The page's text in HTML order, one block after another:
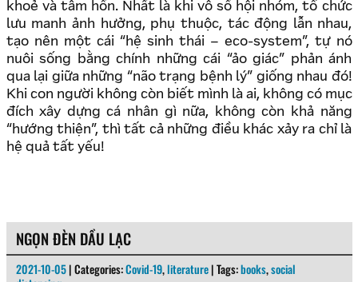
khoẻ và tâm hồn. Nhất là khi vô số hội nhóm, tổ chức
lưu manh ảnh hưởng, phụ thuộc, tác động lẫn nhau,
tạo nên một cái “hệ sinh thái – eco-system”, tự nó
nuôi sống bằng chính những cái “ảo giác” phản ánh
qua lại giữa những “não trạng bệnh lý” giống nhau đó!
Khi con người không còn biết mình là ai, không có mục
đích xây dựng cá nhân gì nữa, không còn khả năng
“hướng thiện”, thì tất cả những điều khác xảy ra chỉ là
hệ quả tất yếu!
NGỌN ĐÈN DẦU LẠC
2021-10-05 | Categories:Covid-19,literature | Tags:books,social